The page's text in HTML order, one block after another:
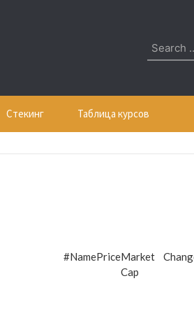
Search
for:
Стекинг Таблица курсов
#NamePriceMarket
Cap